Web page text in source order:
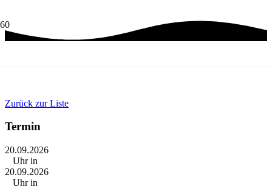
Zurück zur Liste
Termin
20.09.2026
Uhr in
20.09.2026
Uhr in